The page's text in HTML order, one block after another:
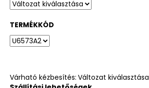
TERMÉKKÓD
Várható kézbesítés: Változat kiválasztása